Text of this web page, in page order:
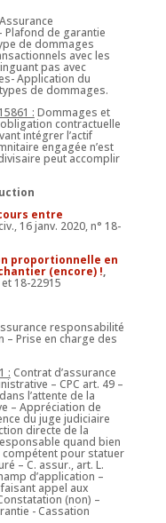
Assurance
de garantie
de dommages
avec les
pas avec
Application du
de dommages.
: Dommages et
contractuelle
intégrer l’actif
engagée n’est
peut accomplir
entre
16 janv. 2020, n° 18-
proportionnelle en
(encore) !,
18-22915
responsabilité
– Prise en charge des
: Contrat d’assurance
– CPC art. 49 –
l’attente de la
– Appréciation de
du juge judiciaire
directe de la
quand bien
pour statuer
– C. assur., art. L.
d’application –
appel aux
(non) –
- Cassation